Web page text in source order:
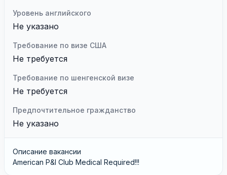
Уровень английского
Не указано
Требование по визе США
Не требуется
Требование по шенгенской визе
Не требуется
Предпочтительное гражданство
Не указано
Описание вакансии
American P&I Club Medical Required!!!